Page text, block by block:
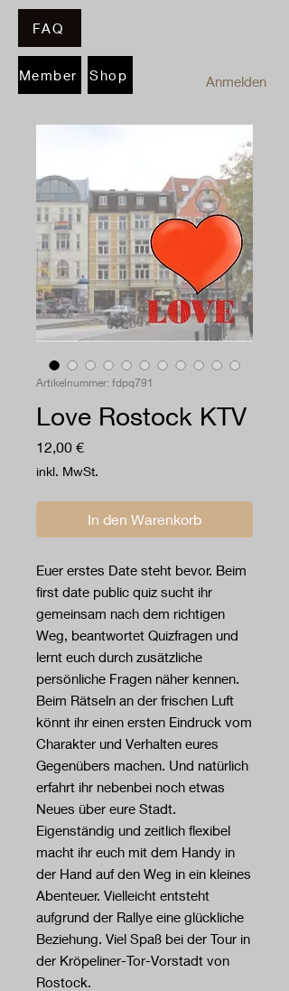
FAQ
Member Shop Anmelden
Artikelnummer: fdpq791
Love Rostock KTV
12,00 €Preis
inkl. MwSt.
In den Warenkorb
Euer erstes Date steht bevor. Beim
first date public quiz sucht ihr
gemeinsam nach dem richtigen
Weg, beantwortet Quizfragen und
lernt euch durch zusätzliche
persönliche Fragen näher kennen.
Beim Rätseln an der frischen Luft
könnt ihr einen ersten Eindruck vom
Charakter und Verhalten eures
Gegenübers machen. Und natürlich
erfahrt ihr nebenbei noch etwas
Neues über eure Stadt.
Eigenständig und zeitlich flexibel
macht ihr euch mit dem Handy in
der Hand auf den Weg in ein kleines
Abenteuer. Vielleicht entsteht
aufgrund der Rallye eine glückliche
Beziehung. Viel Spaß bei der Tour in
der Kröpeliner-Tor-Vorstadt von
Rostock.